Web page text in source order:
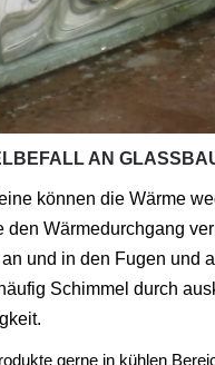
AN
können die Wärme
den Wärmedurchgang
und in den Fugen und
Schimmel durch
gerne in kühlen